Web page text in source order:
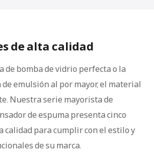
de alta calidad
de bomba de vidrio perfecta o la
emulsión al por mayor, el material
Nuestra serie mayorista de
de espuma presenta cinco
calidad para cumplir con el estilo y
de su marca.